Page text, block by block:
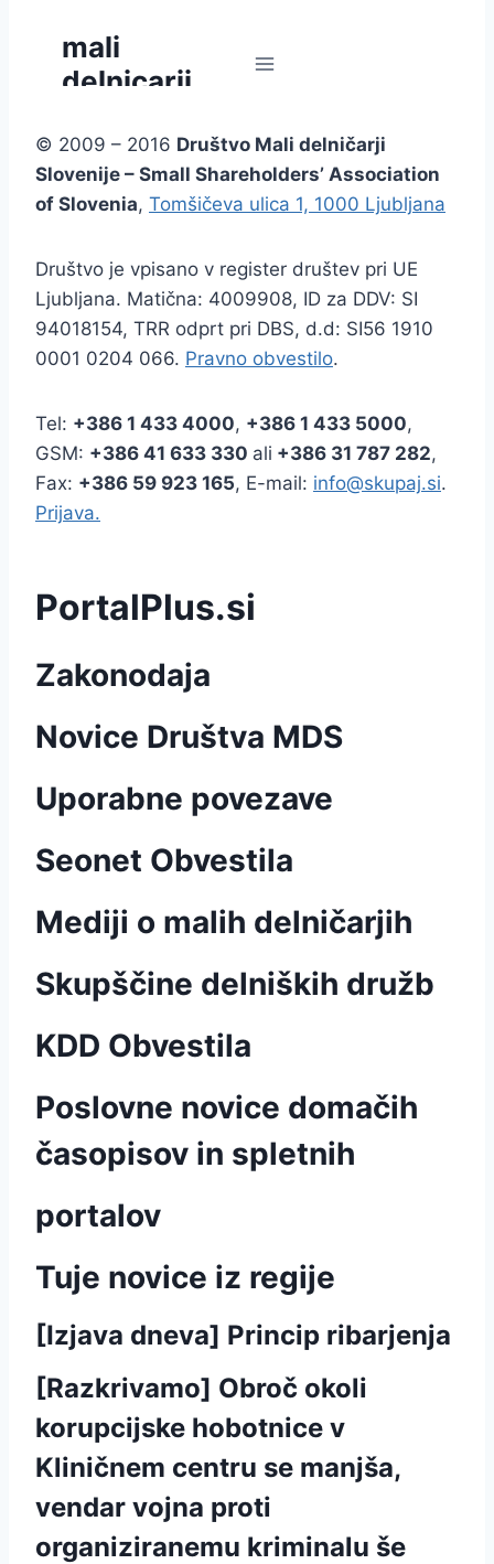
© 2009 – 2016 Društvo Mali delničarji
Slovenije – Small Shareholders’ Association
of Slovenia, Tomšičeva ulica 1, 1000 Ljubljana
Društvo je vpisano v register društev pri UE
Ljubljana. Matična: 4009908, ID za DDV: SI
94018154, TRR odprt pri DBS, d.d: SI56 1910
0001 0204 066. Pravno obvestilo.
Tel: +386 1 433 4000, +386 1 433 5000,
GSM: +386 41 633 330 ali +386 31 787 282,
Fax: +386 59 923 165, E-mail: info@skupaj.si.
Prijava.
PortalPlus.si
Zakonodaja
Novice Društva MDS
Uporabne povezave
Seonet Obvestila
Mediji o malih delničarjih
Skupščine delniških družb
KDD Obvestila
Poslovne novice domačih
časopisov in spletnih
portalov
Tuje novice iz regije
[Izjava dneva] Princip ribarjenja
[Razkrivamo] Obroč okoli
korupcijske hobotnice v
Kliničnem centru se manjša,
vendar vojna proti
organiziranemu kriminalu še